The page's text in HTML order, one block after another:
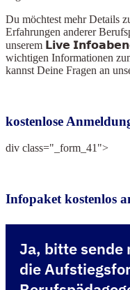
Du möchtest mehr Details
Erfahrungen anderer
unserem 𝗟𝗶𝘃𝗲
wichtigen Informationen
kannst Deine Fragen an
kostenlose
div class="_form_41">
Infopaket kostenlos
Ja, bitte
die